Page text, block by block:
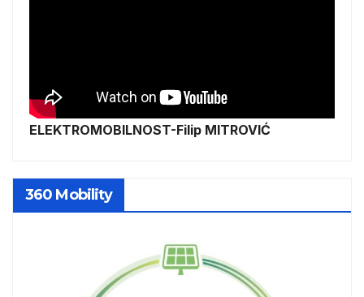
ELEKTROMOBILNOST-Filip MITROVIĆ
360 Mobility